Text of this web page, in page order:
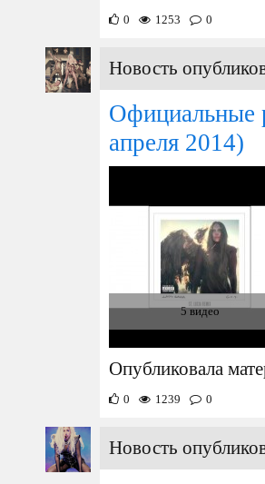
0 1253 0
Новость
Официальные
апреля 2014)
5 видео
Опубликовала
0 1239 0
Новость